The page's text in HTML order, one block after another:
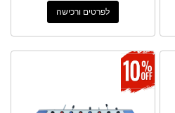
לפרטים ורכישה